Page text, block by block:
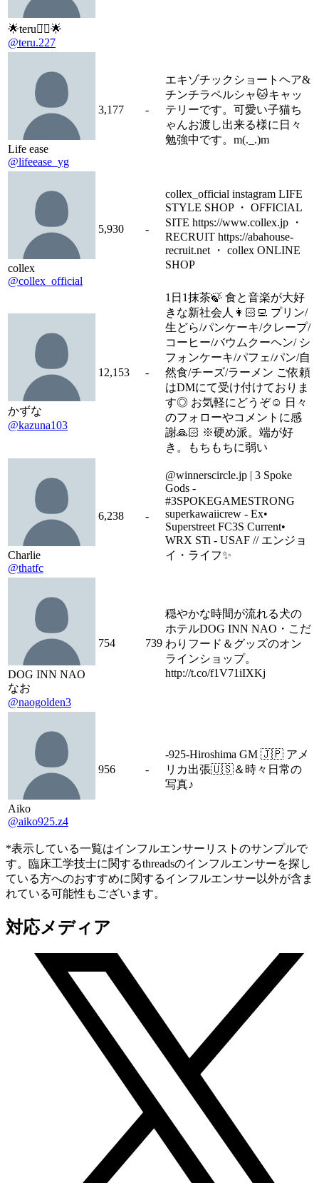
🌟teru꒡̈⃝🌟
@teru.227
Life ease
@lifeease_yg
3,177 -
エキゾチックショートヘア&
チンチラペルシャ🐱キャッ
テリーです。可愛い子猫ち
ゃんお渡し出来る様に日々
勉強中です。m(._.)m
collex
@collex_official
5,930 -
collex_official instagram LIFE
STYLE SHOP ・ OFFICIAL
SITE https://www.collex.jp ・
RECRUIT https://abahouse-
recruit.net ・ collex ONLINE
SHOP
かずな
@kazuna103
12,153 -
1日1抹茶🍃 食と音楽が大好
きな新社会人👩🏻‍💻 プリン/
生どら/パンケーキ/クレープ/
コーヒー/バウムクーヘン/ シ
フォンケーキ/パフェ/パン/自
然食/チーズ/ラーメン ご依頼
はDMにて受け付けておりま
す◎ お気軽にどうぞ☺︎ 日々
のフォローやコメントに感
謝🙏🏻 ※硬め派。端が好
き。もちもちに弱い
Charlie
@thatfc
6,238 -
@winnerscircle.jp | 3 Spoke
Gods -
#3SPOKEGAMESTRONG
superkawaiicrew - Ex•
Superstreet FC3S Current•
WRX STi - USAF // エンジョ
イ・ライフ✨
DOG INN NAO
なお
@naogolden3
754 739
穏やかな時間が流れる犬の
ホテルDOG INN NAO・こだ
わりフード＆グッズのオン
ラインショップ。
http://t.co/f1V71iIXKj
Aiko
@aiko925.z4
956 -
-925-Hiroshima GM 🇯🇵 アメ
リカ出張🇺🇸＆時々日常の
写真♪
*表示している一覧はインフルエンサーリストのサンプルで
す。臨床工学技士に関するthreadsのインフルエンサーを探し
ている方へのおすすめに関するインフルエンサー以外が含ま
れている可能性もございます。
対応メディア